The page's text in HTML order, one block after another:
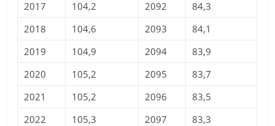
2017
104,2 2092
84,3
2018
104,6 2093
84,1
2019
104,9 2094
83,9
2020
105,2 2095
83,7
2021
105,2 2096
83,5
2022
105,3 2097
83,3